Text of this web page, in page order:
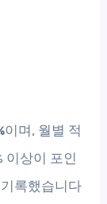
이며, 월별 적
이상이 포인
록했습니다